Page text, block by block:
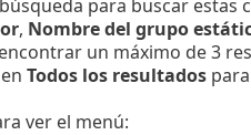
para buscar estas
, Nombre del grupo
un máximo de 3
Todos los resultadospara
ver el menú: